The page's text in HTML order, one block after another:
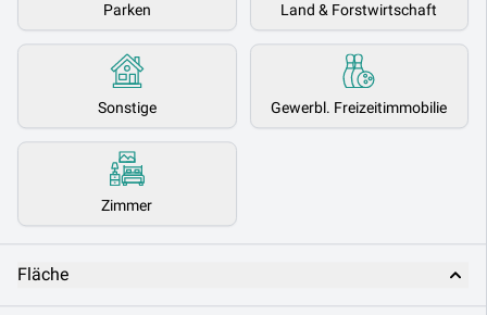
Parken Land & Forstwirtschaft
Sonstige Gewerbl. Freizeitimmobilie
Zimmer
Fläche